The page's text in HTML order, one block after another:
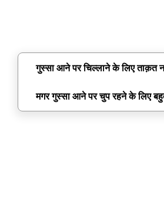
गुस्सा आने पर चिल्लाने के लिए ताक़त
मगर गुस्सा आने पर चुप रहने के लिए